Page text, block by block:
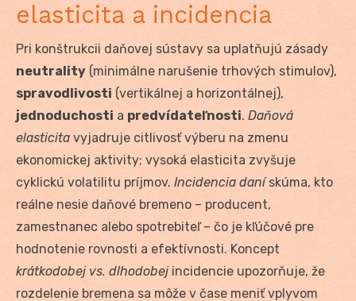
elasticita a incidencia
Pri konštrukcii daňovej sústavy sa uplatňujú zásady
neutrality (minimálne narušenie trhových stimulov),
spravodlivosti (vertikálnej a horizontálnej),
jednoduchosti a predvídateľnosti. Daňová
elasticita vyjadruje citlivosť výberu na zmenu
ekonomickej aktivity; vysoká elasticita zvyšuje
cyklickú volatilitu príjmov. Incidencia danískúma, kto
reálne nesie daňové bremeno – producent,
zamestnanec alebo spotrebiteľ – čo je kľúčové pre
hodnotenie rovnosti a efektívnosti. Koncept
krátkodobej vs. dlhodobejincidencie upozorňuje, že
rozdelenie bremena sa môže v čase meniť vplyvom